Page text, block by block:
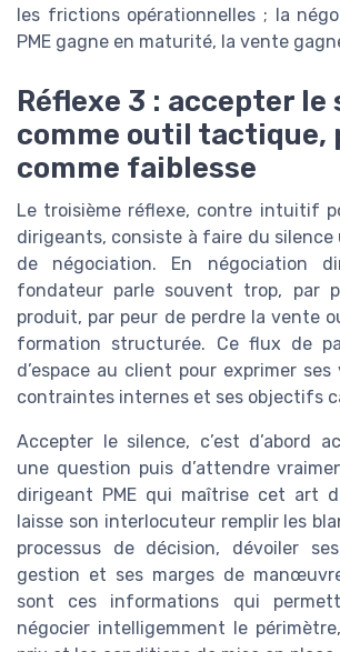
les frictions opérationnelles ; la
PME gagne en maturité, la vente
Réflexe 3 : accepter le
comme outil tactique,
comme faiblesse
Le troisième réflexe, contre intuitif
dirigeants, consiste à faire du
de négociation. En négociation
fondateur parle souvent trop, par
produit, par peur de perdre la vente
formation structurée. Ce flux de
d’espace au client pour exprimer
contraintes internes et ses objectifs
Accepter le silence, c’est d’abord
une question puis d’attendre
dirigeant PME qui maîtrise cet art
laisse son interlocuteur remplir les
processus de décision, dévoiler
gestion et ses marges de
sont ces informations qui
négocier intelligemment le